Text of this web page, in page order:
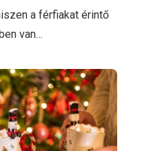
a férfiakat érintő
van…